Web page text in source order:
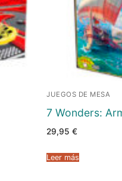
JUEGOS DE MESA
7 Wonders:
29,95€
Leer más